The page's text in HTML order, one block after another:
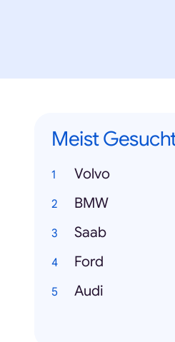
Meist
Volvo
BMW
Saab
Ford
Audi